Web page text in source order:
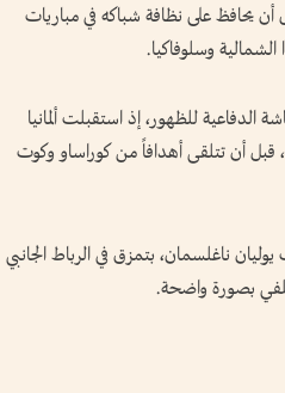
قبل أن يحافظ على نظافة شباكه في مباريات
وسلوفاكيا.
مونديال 2026، عادت الهشاشة الدفاعية للظهور، إذ استقبلت ألمانيا
قبل أن تتلقى أهدافاً من كوراساو وكوت
ناغلسمان، بتمزق في الرباط الجانبي
بصورة واضحة.